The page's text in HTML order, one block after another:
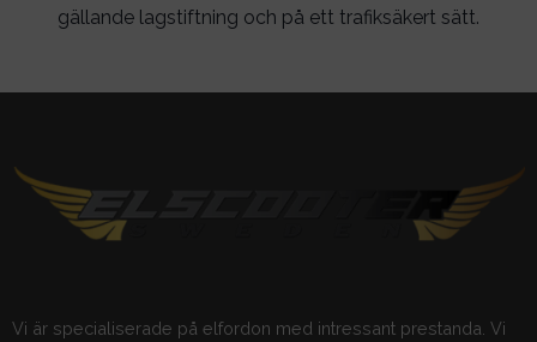
gällande lagstiftning och på ett trafiksäkert sätt.
Vi är specialiserade på elfordon med intressant prestanda. Vi